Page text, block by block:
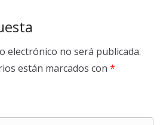
electrónico no será publicada.
están marcados con *